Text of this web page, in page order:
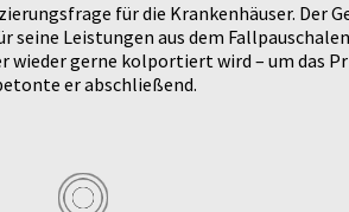
für die Krankenhäuser. Der
seine Leistungen aus dem
wieder gerne kolportiert wird – um das
er abschließend.